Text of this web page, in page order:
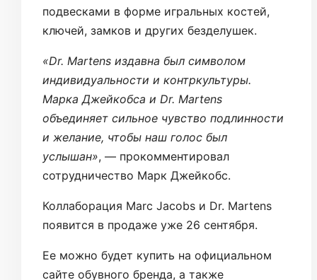
подвесками в форме игральных костей,
ключей, замков и других безделушек.
«Dr. Martens издавна был символом
индивидуальности и контркультуры.
Марка Джейкобса и Dr. Martens
объединяет сильное чувство подлинности
и желание, чтобы наш голос был
услышан», — прокомментировал
сотрудничество Марк Джейкобс.
Коллаборация Marc Jacobs и Dr. Martens
появится в продаже уже 26 сентября.
Ее можно будет купить на официальном
сайте обувного бренда, а также